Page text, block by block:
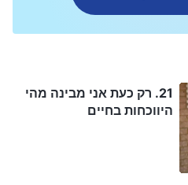
21. רק כעת אני מבינה מהי
היווכחות בחיים